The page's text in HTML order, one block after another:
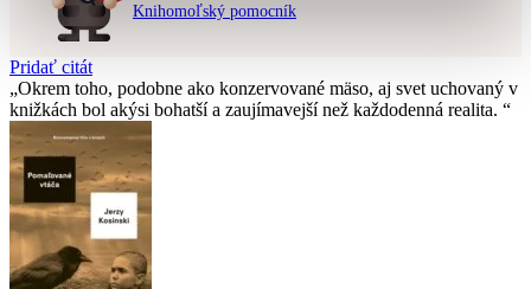
Knihomoľský pomocník
Pridať citát
Okrem toho, podobne ako konzervované mäso, aj svet uchovaný v
knižkách bol akýsi bohatší a zaujímavejší než každodenná realita.